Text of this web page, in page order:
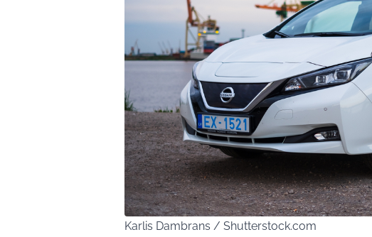
Karlis Dambrans / Shutterstock.com